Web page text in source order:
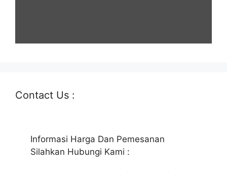
Contact Us :
Informasi Harga Dan Pemesanan
Silahkan Hubungi Kami :